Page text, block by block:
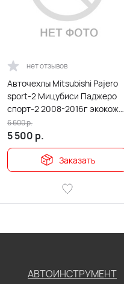
нет отзывов
Авточехлы Mitsubishi Pajero
sport-2 Мицубиси Паджеро
спорт-2 2008-2016г экокожа
черно-белый
5 500 р.
6 600р.
Заказать
АВТОИНСТРУМЕНТ